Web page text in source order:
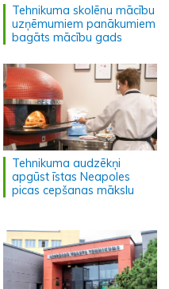
Tehnikuma skolēnu mācību
uzņēmumiem panākumiem
bagāts mācību gads
Tehnikuma audzēkņi
apgūst īstas Neapoles
picas cepšanas mākslu